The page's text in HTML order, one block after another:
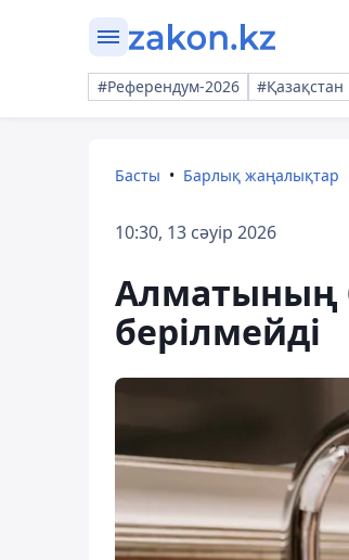
#Референдум-2026
Басты Барлық жаңалықтар
10:30, 13 сәуір 2026
Алматының
берілмейді